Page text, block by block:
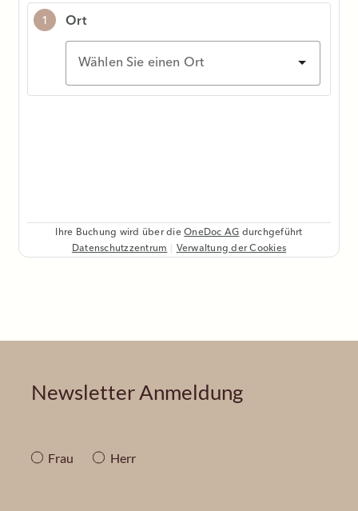
Newsletter Anmeldung
Frau Herr